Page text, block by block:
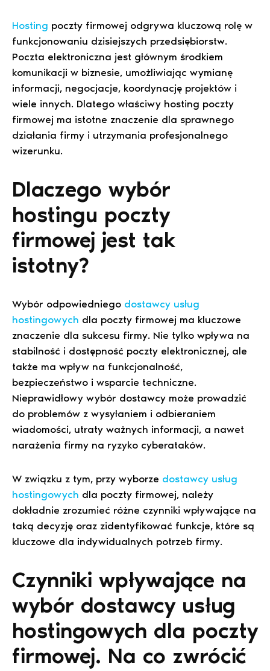
Hosting poczty firmowej odgrywa kluczową rolę w
funkcjonowaniu dzisiejszych przedsiębiorstw.
Poczta elektroniczna jest głównym środkiem
komunikacji w biznesie, umożliwiając wymianę
informacji, negocjacje, koordynację projektów i
wiele innych. Dlatego właściwy hosting poczty
firmowej ma istotne znaczenie dla sprawnego
działania firmy i utrzymania profesjonalnego
wizerunku.
Dlaczego wybór
hostingu poczty
firmowej jest tak
istotny?
Wybór odpowiedniego dostawcy usług
hostingowych dla poczty firmowej ma kluczowe
znaczenie dla sukcesu firmy. Nie tylko wpływa na
stabilność i dostępność poczty elektronicznej, ale
także ma wpływ na funkcjonalność,
bezpieczeństwo i wsparcie techniczne.
Nieprawidłowy wybór dostawcy może prowadzić
do problemów z wysyłaniem i odbieraniem
wiadomości, utraty ważnych informacji, a nawet
narażenia firmy na ryzyko cyberataków.
W związku z tym, przy wyborze dostawcy usług
hostingowych dla poczty firmowej, należy
dokładnie zrozumieć różne czynniki wpływające na
taką decyzję oraz zidentyfikować funkcje, które są
kluczowe dla indywidualnych potrzeb firmy.
Czynniki wpływające na
wybór dostawcy usług
hostingowych dla poczty
firmowej. Na co zwrócić